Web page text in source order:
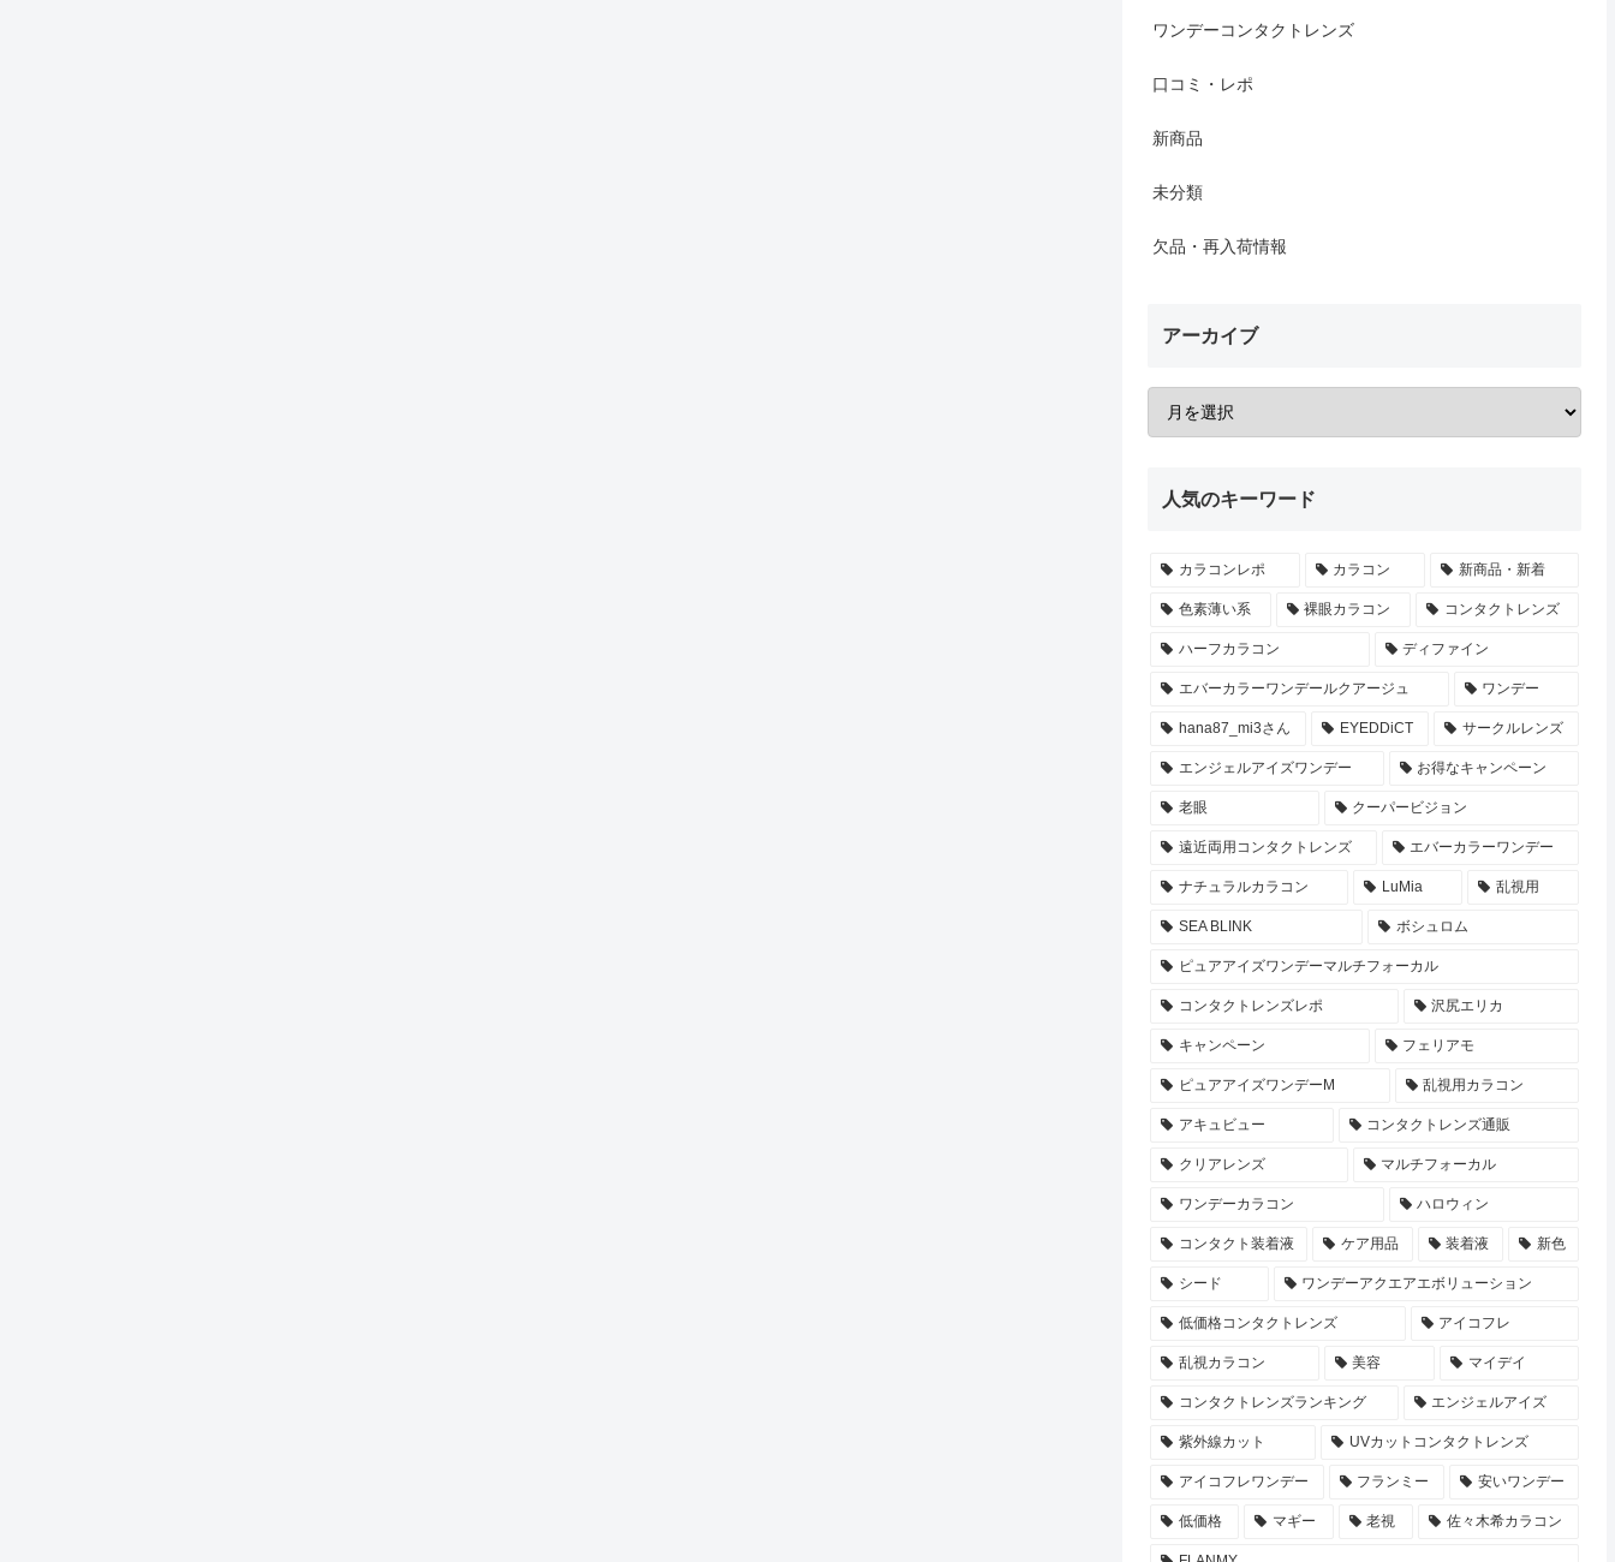
ワンデーコンタクトレンズ
口コミ・レポ
新商品
未分類
欠品・再入荷情報
アーカイブ
人気のキーワード
カラコンレポ カラコン 新商品・新着
色素薄い系 裸眼カラコン コンタクトレンズ
ハーフカラコン ディファイン
エバーカラーワンデールクアージュ ワンデー
hana87_mi3さん EYEDDiCT サークルレンズ
エンジェルアイズワンデー お得なキャンペーン
老眼 クーパービジョン
遠近両用コンタクトレンズ エバーカラーワンデー
ナチュラルカラコン LuMia 乱視用
SEA BLINK ボシュロム
ピュアアイズワンデーマルチフォーカル
コンタクトレンズレポ 沢尻エリカ
キャンペーン フェリアモ
ピュアアイズワンデーM 乱視用カラコン
アキュビュー コンタクトレンズ通販
クリアレンズ マルチフォーカル
ワンデーカラコン ハロウィン
コンタクト装着液 ケア用品 装着液 新色
シード ワンデーアクエアエボリューション
低価格コンタクトレンズ アイコフレ
乱視カラコン 美容 マイデイ
コンタクトレンズランキング エンジェルアイズ
紫外線カット UVカットコンタクトレンズ
アイコフレワンデー フランミー 安いワンデー
低価格 マギー 老視 佐々木希カラコン